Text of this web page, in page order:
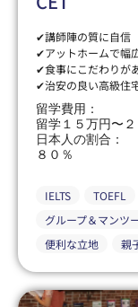
✔講師陣の質に自信
✔アットホームで幅
✔食事にこだわりが
✔治安の良い高級住
留学費用：
留学１５万円〜
日本人の割合：
８０％
IELTS TOEFL
グループ＆マンツ
便利な立地
親